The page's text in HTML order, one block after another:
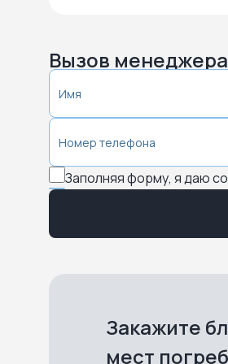
Вызов менеджера
Заполняя форму, я даю
Закажите
мест